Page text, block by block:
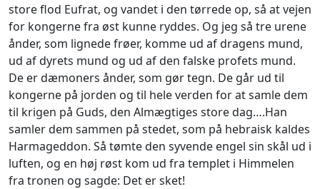
store flod Eufrat, og vandet i den tørrede op, så at vejen
for kongerne fra øst kunne ryddes. Og jeg så tre urene
ånder, som lignede frøer, komme ud af dragens mund,
ud af dyrets mund og ud af den falske profets mund.
De er dæmoners ånder, som gør tegn. De går ud til
kongerne på jorden og til hele verden for at samle dem
til krigen på Guds, den Almægtiges store dag….Han
samler dem sammen på stedet, som på hebraisk kaldes
Harmageddon. Så tømte den syvende engel sin skål ud i
luften, og en høj røst kom ud fra templet i Himmelen
fra tronen og sagde: Det er sket!